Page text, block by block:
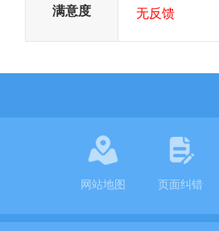
满意度 无反馈
网站地图 页面纠错